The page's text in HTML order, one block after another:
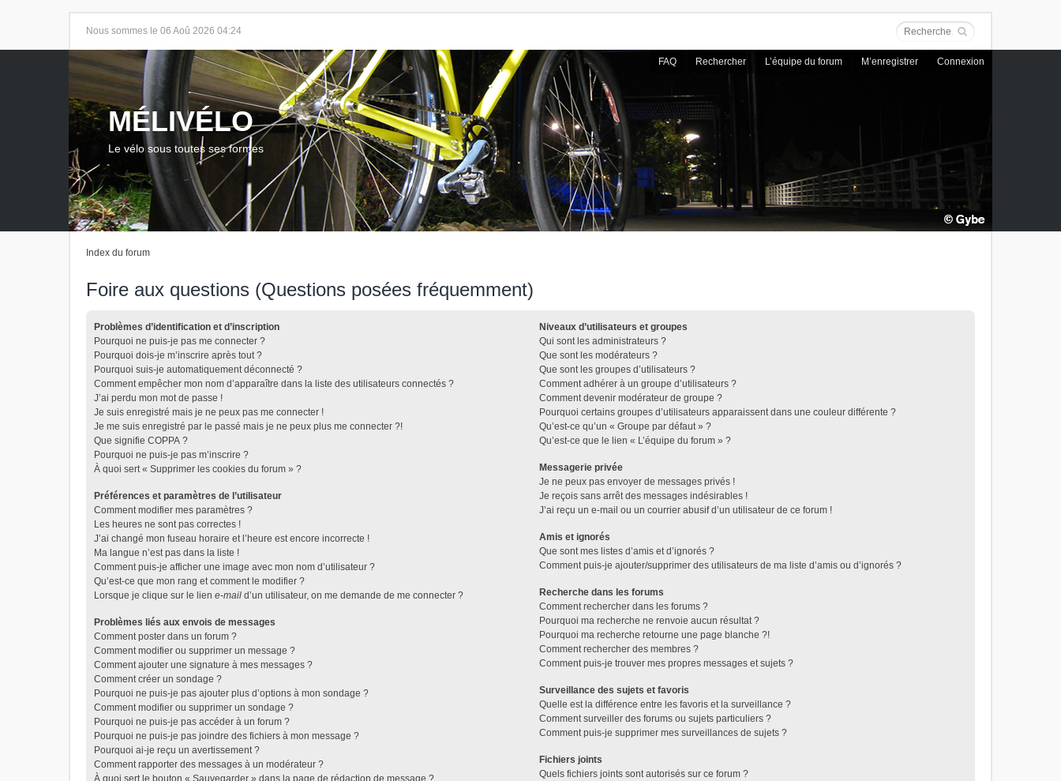
Nous sommes le 06 Aoû 2026 04:24
FAQ Rechercher L’équipe du forum M’enregistrer Connexion
MÉLIVÉLO
Le vélo sous toutes ses formes
Index du forum
Foire aux questions (Questions posées fréquemment)
Problèmes d’identification et d’inscription
Pourquoi ne puis-je pas me connecter ?
Pourquoi dois-je m’inscrire après tout ?
Pourquoi suis-je automatiquement déconnecté ?
Comment empêcher mon nom d’apparaître dans la liste des utilisateurs connectés ?
J’ai perdu mon mot de passe !
Je suis enregistré mais je ne peux pas me connecter !
Je me suis enregistré par le passé mais je ne peux plus me connecter ?!
Que signifie COPPA ?
Pourquoi ne puis-je pas m’inscrire ?
À quoi sert « Supprimer les cookies du forum » ?
Préférences et paramètres de l’utilisateur
Comment modifier mes paramètres ?
Les heures ne sont pas correctes !
J’ai changé mon fuseau horaire et l’heure est encore incorrecte !
Ma langue n’est pas dans la liste !
Comment puis-je afficher une image avec mon nom d’utilisateur ?
Qu’est-ce que mon rang et comment le modifier ?
Lorsque je clique sur le lien e-mail d’un utilisateur, on me demande de me connecter ?
Problèmes liés aux envois de messages
Comment poster dans un forum ?
Comment modifier ou supprimer un message ?
Comment ajouter une signature à mes messages ?
Comment créer un sondage ?
Pourquoi ne puis-je pas ajouter plus d’options à mon sondage ?
Comment modifier ou supprimer un sondage ?
Pourquoi ne puis-je pas accéder à un forum ?
Pourquoi ne puis-je pas joindre des fichiers à mon message ?
Pourquoi ai-je reçu un avertissement ?
Comment rapporter des messages à un modérateur ?
À quoi sert le bouton « Sauvegarder » dans la page de rédaction de message ?
Niveaux d’utilisateurs et groupes
Qui sont les administrateurs ?
Que sont les modérateurs ?
Que sont les groupes d’utilisateurs ?
Comment adhérer à un groupe d’utilisateurs ?
Comment devenir modérateur de groupe ?
Pourquoi certains groupes d’utilisateurs apparaissent dans une couleur différente ?
Qu’est-ce qu’un « Groupe par défaut » ?
Qu’est-ce que le lien « L’équipe du forum » ?
Messagerie privée
Je ne peux pas envoyer de messages privés !
Je reçois sans arrêt des messages indésirables !
J’ai reçu un e-mail ou un courrier abusif d’un utilisateur de ce forum !
Amis et ignorés
Que sont mes listes d’amis et d’ignorés ?
Comment puis-je ajouter/supprimer des utilisateurs de ma liste d’amis ou d’ignorés ?
Recherche dans les forums
Comment rechercher dans les forums ?
Pourquoi ma recherche ne renvoie aucun résultat ?
Pourquoi ma recherche retourne une page blanche ?!
Comment rechercher des membres ?
Comment puis-je trouver mes propres messages et sujets ?
Surveillance des sujets et favoris
Quelle est la différence entre les favoris et la surveillance ?
Comment surveiller des forums ou sujets particuliers ?
Comment puis-je supprimer mes surveillances de sujets ?
Fichiers joints
Quels fichiers joints sont autorisés sur ce forum ?